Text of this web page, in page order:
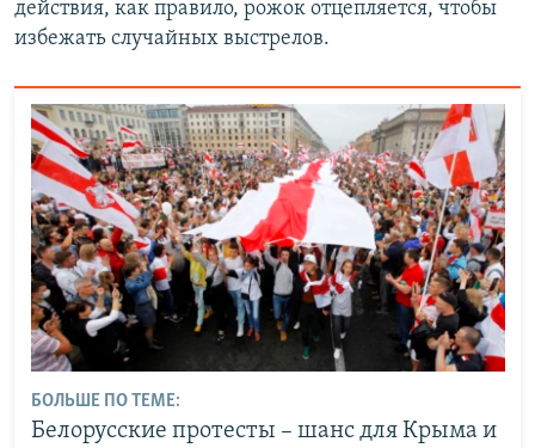
действия, как правило, рожок отцепляется, чтобы
избежать случайных выстрелов.
БОЛЬШЕ ПО ТЕМЕ:
Белорусские протесты – шанс для Крыма и